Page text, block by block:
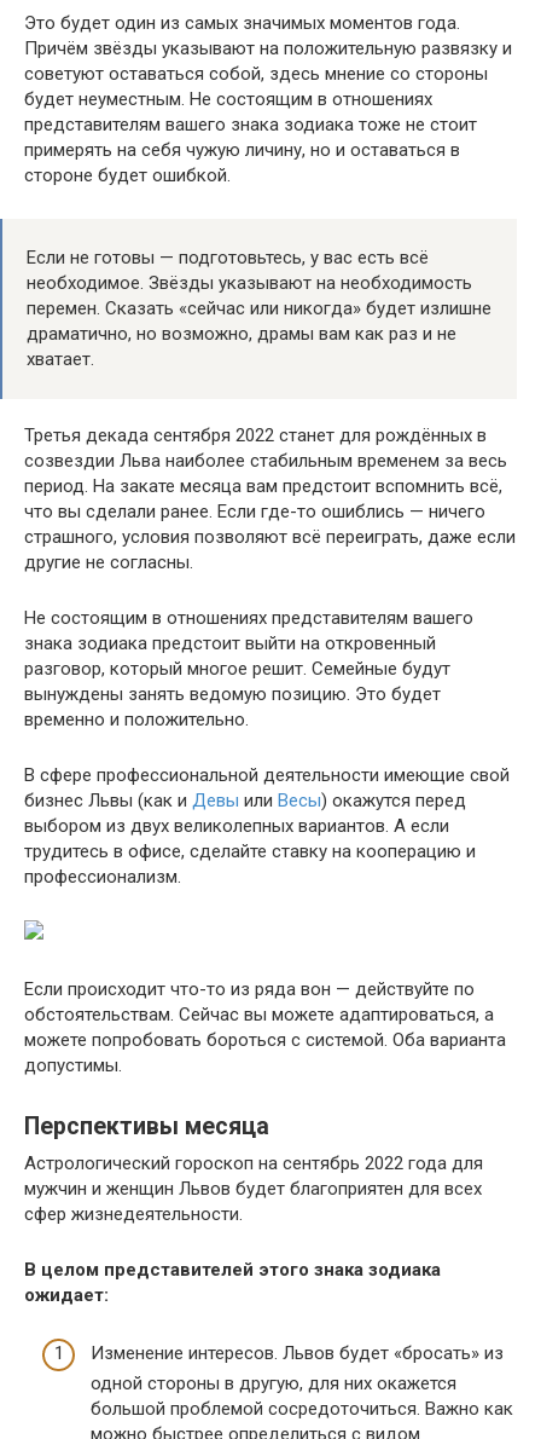
Это будет один из самых значимых моментов года.
Причём звёзды указывают на положительную развязку и
советуют оставаться собой, здесь мнение со стороны
будет неуместным. Не состоящим в отношениях
представителям вашего знака зодиака тоже не стоит
примерять на себя чужую личину, но и оставаться в
стороне будет ошибкой.
Если не готовы — подготовьтесь, у вас есть всё
необходимое. Звёзды указывают на необходимость
перемен. Сказать «сейчас или никогда» будет излишне
драматично, но возможно, драмы вам как раз и не
хватает.
Третья декада сентября 2022 станет для рождённых в
созвездии Льва наиболее стабильным временем за весь
период. На закате месяца вам предстоит вспомнить всё,
что вы сделали ранее. Если где-то ошиблись — ничего
страшного, условия позволяют всё переиграть, даже если
другие не согласны.
Не состоящим в отношениях представителям вашего
знака зодиака предстоит выйти на откровенный
разговор, который многое решит. Семейные будут
вынуждены занять ведомую позицию. Это будет
временно и положительно.
В сфере профессиональной деятельности имеющие свой
бизнес Львы (как и Девы или Весы) окажутся перед
выбором из двух великолепных вариантов. А если
трудитесь в офисе, сделайте ставку на кооперацию и
профессионализм.
Если происходит что-то из ряда вон — действуйте по
обстоятельствам. Сейчас вы можете адаптироваться, а
можете попробовать бороться с системой. Оба варианта
допустимы.
Перспективы месяца
Астрологический гороскоп на сентябрь 2022 года для
мужчин и женщин Львов будет благоприятен для всех
сфер жизнедеятельности.
В целом представителей этого знака зодиака
ожидает:
Изменение интересов. Львов будет «бросать» из
одной стороны в другую, для них окажется
большой проблемой сосредоточиться. Важно как
можно быстрее определиться с видом